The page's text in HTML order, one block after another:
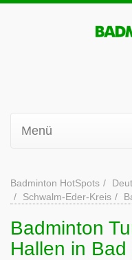
Menü
Badminton HotSpots
Schwalm-Eder-Kreis
Badminton
Hallen in Bad